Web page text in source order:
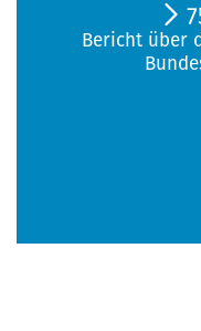
Bericht über